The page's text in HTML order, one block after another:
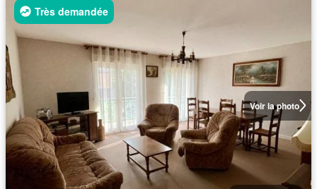
Voir la photo
Très demandée